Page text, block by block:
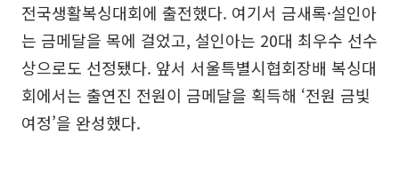
전국생활복싱대회에 출전했다. 여기서 금새록·설인아
는 금메달을 목에 걸었고, 설인아는 20대 최우수 선수
상으로도 선정됐다. 앞서 서울특별시협회장배 복싱대
회에서는 출연진 전원이 금메달을 획득해 ‘전원 금빛
여정’을 완성했다.